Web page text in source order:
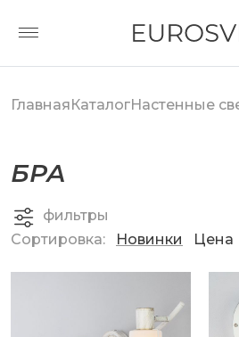
ГлавнаяКаталог
БРА
фильтры
Сортировка:
Новинки Цена